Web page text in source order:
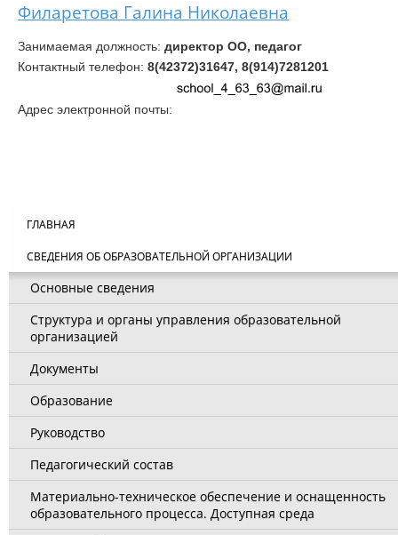
Филаретова Галина Николаевна
Занимаемая должность: директор ОО, педагог
Контактный телефон: 8(42372)31647, 8(914)7281201
Адрес электронной почты:
ГЛАВНАЯ
СВЕДЕНИЯ ОБ ОБРАЗОВАТЕЛЬНОЙ ОРГАНИЗАЦИИ
Основные сведения
Структура и органы управления образовательной
организацией
Документы
Образование
Руководство
Педагогический состав
Материально-техническое обеспечение и оснащенность
образовательного процесса. Доступная среда